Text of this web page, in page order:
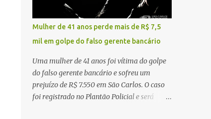
Mulher de 41 anos perde mais de R$ 7,5
mil em golpe do falso gerente bancário
Uma mulher de 41 anos foi vítima do golpe
do falso gerente bancário e sofreu um
prejuízo de R$ 7.550 em São Carlos. O caso
foi registrado no Plantão Policial e será